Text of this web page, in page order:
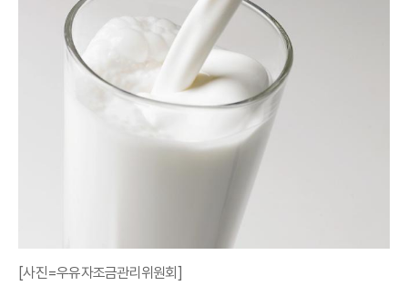
[사진=우유자조금관리위원회]